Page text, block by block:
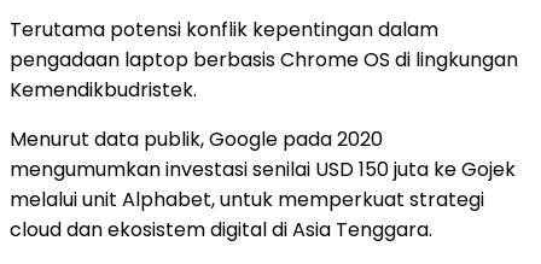
Terutama potensi konflik kepentingan dalam
pengadaan laptop berbasis Chrome OS di lingkungan
Kemendikbudristek.
Menurut data publik, Google pada 2020
mengumumkan investasi senilai USD 150 juta ke Gojek
melalui unit Alphabet, untuk memperkuat strategi
cloud dan ekosistem digital di Asia Tenggara.